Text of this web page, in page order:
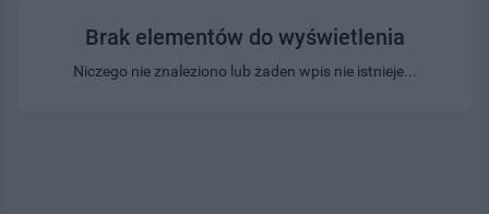
Brak elementów do wyświetlenia
Niczego nie znaleziono lub żaden wpis nie istnieje...